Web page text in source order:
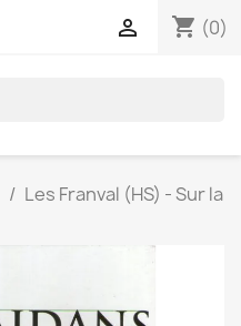
shopping_cart (0)

Les Franval (HS) - Sur la